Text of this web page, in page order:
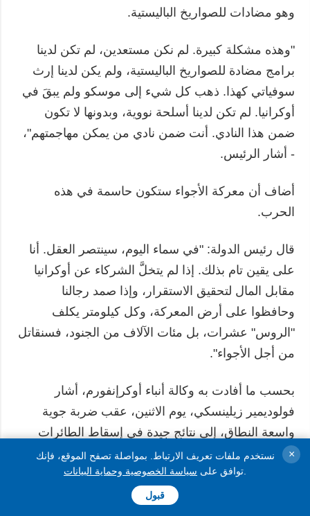
وهو مضادات للصواريخ الباليستية.
"وهذه مشكلة كبيرة. لم نكن مستعدين، لم تكن لدينا
برامج مضادة للصواريخ الباليستية، ولم يكن لدينا إرث
سوفياتي كهذا. ذهب كل شيء إلى موسكو ولم يبقَ في
أوكرانيا. لم تكن لدينا أسلحة نووية، وبدونها لا تكون
ضمن هذا النادي. أنت ضمن نادي من يمكن مهاجمتهم"،
- أشار الرئيس.
أضاف أن معركة الأجواء ستكون حاسمة في هذه
الحرب.
قال رئيس الدولة: "في سماء اليوم، سينتصر العقل. أنا
على يقين تام بذلك. إذا لم يتخلَّ الشركاء عن أوكرانيا
مقابل المال لتحقيق الاستقرار، وإذا صمد رجالنا
وحافظوا على أرض المعركة، وكل كيلومتر يكلف
"الروس" عشرات، بل مئات الآلاف من الجنود، فسنقاتل
من أجل الأجواء".
بحسب ما أفادت به وكالة أنباء أوكرإنفورم، أشار
فولوديمير زيلينسكي، يوم الاثنين، عقب ضربة جوية
واسعة النطاق، إلى نتائج جيدة في إسقاط الطائرات
المسيّرة والصواريخ الجوالة، لكن ليس في مجال
الصواريخ الباليستية. وأعرب عن أمله في أن تُتخذ
"قرارات حاسمة" في قمة الناتو بأنقرة لدعم دفاعنا
نستخدم ملفات تعريف الارتباط. بمواصلة تصفح الموقع، فإنك
توافق على سياسة الخصوصية وحماية البيانات
قبول
×